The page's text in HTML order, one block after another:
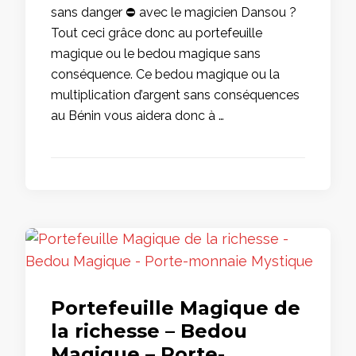
sans danger ⛔ avec le magicien Dansou ?
Tout ceci grâce donc au portefeuille
magique ou le bedou magique sans
conséquence. Ce bedou magique ou la
multiplication d’argent sans conséquences
au Bénin vous aidera donc à …
Portefeuille Magique de
la richesse – Bedou